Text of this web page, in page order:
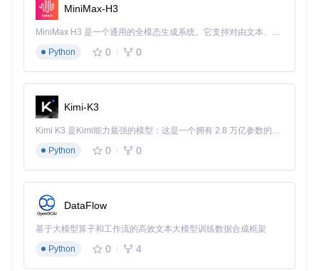
二、核心功能：设备接入与视频流管理
多协议设备接入配置指南
关键配置技巧：
GB28181设备接入
登录管理界面，进入"设备管理" → "添加设备"
填写设备国标ID（通常为20位数字）、SIP服务器地址
和端口
配置注册有效期为300秒（默认值），心跳周期60秒
选择信令传输方式为UDP（适合低延迟场景）
海康设备特殊配置
MiniMax-H3
MiniMax H3 是一个通用的全模态生成系统。它支持对由文本、图像、视频和音频组成的多模态上下文进行统一理解，并能生成分辨率高达 2K、时长可达 15 秒的带原生立体声音频的视频。得益于面向任务泛化的系统设计，H3 在预训练阶段就已具备广泛的多模态上下文理解与生成能力，能够出色地执行复杂的多模态指令。
Python
0 0
Kimi-K3
Kimi K3 是Kimi能力最强的模型：这是一个拥有 2.8 万亿参数的混合专家（MoE）模型，具备原生视觉理解能力，并支持 100 万 token 的上下文窗口。
Python
0 0
DataFlow
基于大模型算子和工作流的高效文本大模型训练数据合成框架
Python
0 4